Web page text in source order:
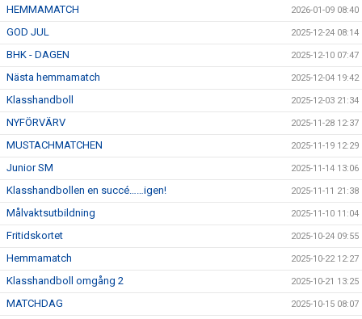
HEMMAMATCH 2026-01-09 08:40
GOD JUL 2025-12-24 08:14
BHK - DAGEN 2025-12-10 07:47
Nästa hemmamatch 2025-12-04 19:42
Klasshandboll 2025-12-03 21:34
NYFÖRVÄRV 2025-11-28 12:37
MUSTACHMATCHEN 2025-11-19 12:29
Junior SM 2025-11-14 13:06
Klasshandbollen en succé……igen! 2025-11-11 21:38
Målvaktsutbildning 2025-11-10 11:04
Fritidskortet 2025-10-24 09:55
Hemmamatch 2025-10-22 12:27
Klasshandboll omgång 2 2025-10-21 13:25
MATCHDAG 2025-10-15 08:07